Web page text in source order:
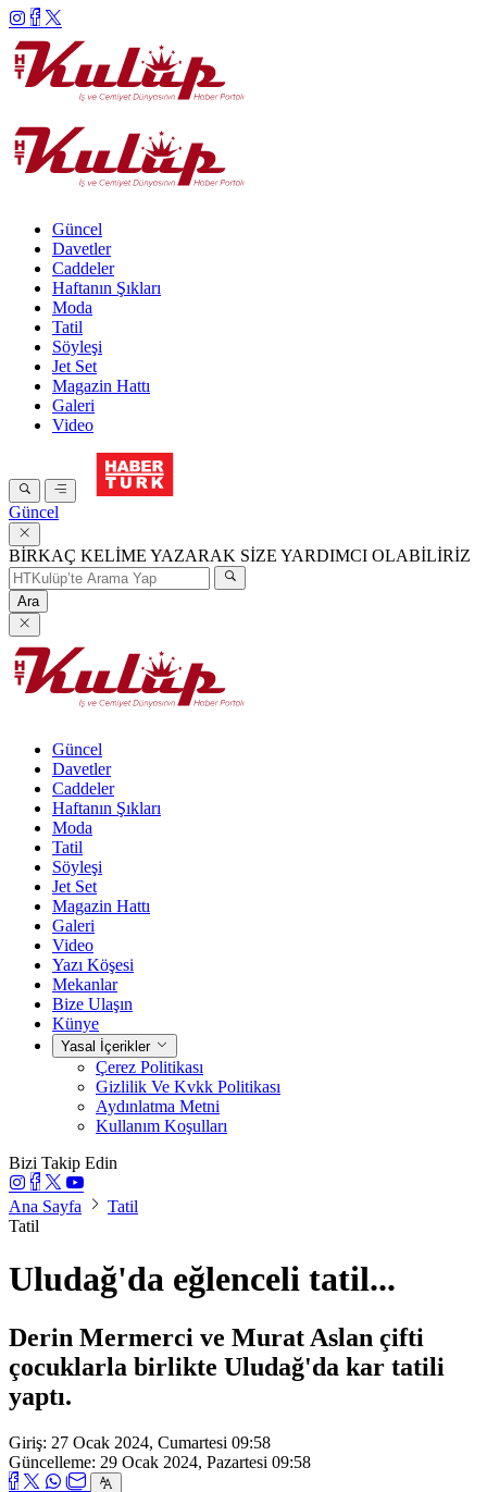
Güncel
Davetler
Caddeler
Haftanın Şıkları
Moda
Tatil
Söyleşi
Jet Set
Magazin Hattı
Galeri
Video
Güncel
BİRKAÇ KELİME YAZARAK SİZE YARDIMCI OLABİLİRİZ
Ara
Güncel
Davetler
Caddeler
Haftanın Şıkları
Moda
Tatil
Söyleşi
Jet Set
Magazin Hattı
Galeri
Video
Yazı Köşesi
Mekanlar
Bize Ulaşın
Künye
Yasal İçerikler
Çerez Politikası
Gizlilik Ve Kvkk Politikası
Aydınlatma Metni
Kullanım Koşulları
Bizi Takip Edin
Ana Sayfa
Tatil
Tatil
Uludağ'da eğlenceli tatil...
Derin Mermerci ve Murat Aslan çifti
çocuklarla birlikte Uludağ'da kar tatili
yaptı.
Giriş: 27 Ocak 2024, Cumartesi 09:58
Güncelleme: 29 Ocak 2024, Pazartesi 09:58